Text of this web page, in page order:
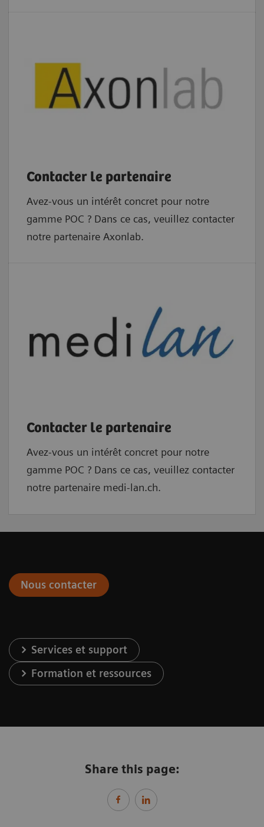
Contacter le partenaire
Avez-vous un intérêt concret pour notre
gamme POC ? Dans ce cas, veuillez contacter
notre partenaire Axonlab.
Contacter le partenaire
Avez-vous un intérêt concret pour notre
gamme POC ? Dans ce cas, veuillez contacter
notre partenaire medi-lan.ch.
Nous contacter
Services et support
Formation et ressources
Share this page: